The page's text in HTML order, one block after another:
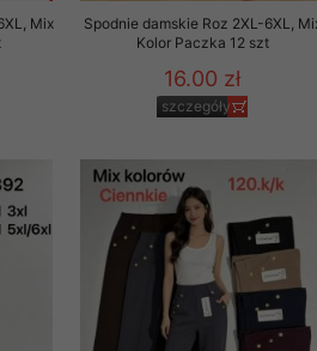
Mix
Spodnie damskie Roz 2XL-6XL,
Kolor Paczka 12 szt
16.00 zł
szczegóły